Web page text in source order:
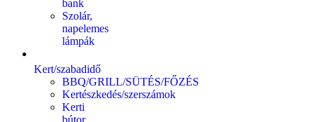
bank
Szolár,
napelemes
lámpák
Kert/szabadidő
BBQ/GRILL/SÜTÉS/FŐZÉS
Kertészkedés/szerszámok
Kerti
bútor